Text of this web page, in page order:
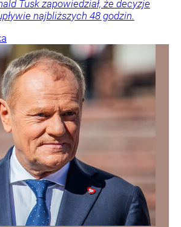
Tusk zapowiedział, że decyzje
najbliższych 48 godzin.